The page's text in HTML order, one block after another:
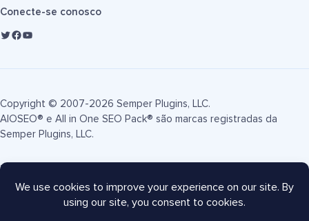
Conecte-se conosco
Copyright © 2007-2026 Semper Plugins, LLC.
AIOSEO® e All in One SEO Pack® são marcas registradas da
Semper Plugins, LLC.
Termos de Serviço
Mapa do site
Cupom AIOSEO